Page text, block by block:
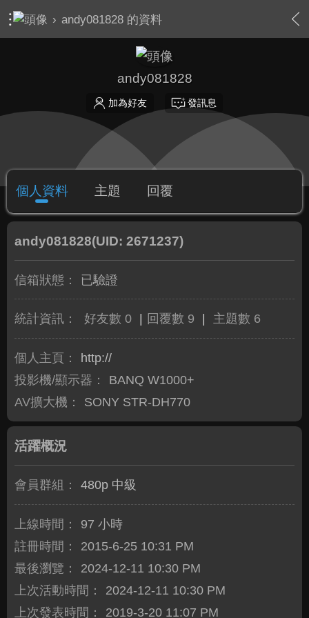
› andy081828 的資料
andy081828
加為好友 發訊息
個人資料 主題 回覆
andy081828(UID: 2671237)
信箱狀態： 已驗證
統計資訊： 好友數 0 回覆數 9 主題數 6
個人主頁：
http://
投影機/顯示器：
BANQ W1000+
AV擴大機：
SONY STR-DH770
活躍概況
會員群組： 480p 中級
上線時間：
97 小時
註冊時間：
2015-6-25 10:31 PM
最後瀏覽：
2024-12-11 10:30 PM
上次活動時間：
2024-12-11 10:30 PM
上次發表時間：
2019-3-20 11:07 PM